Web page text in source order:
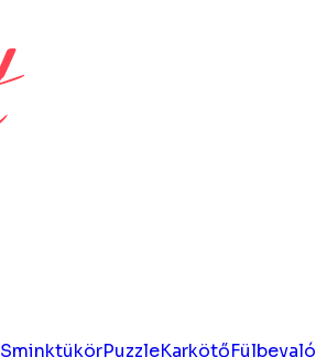
SminktükörPuzzleKarkötőFülbevaló